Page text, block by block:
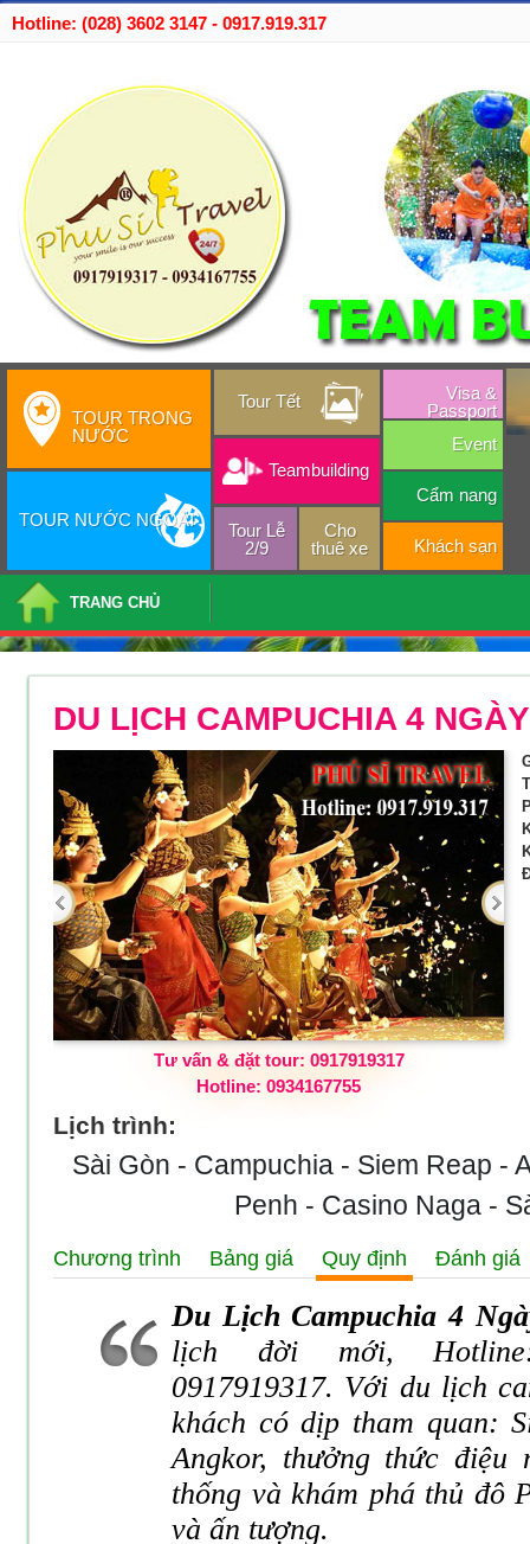
Hotline: (028) 3602 3147 - 0917.919.317
TOUR TRONG
NƯỚC
TOUR NƯỚC NGOÀI
Tour Tết
Teambuilding
Tour Lễ
2/9
Cho
thuê xe
Visa &
Passport
Event
Cẩm nang
Khách sạn
TRANG CHỦ
DU LỊCH CAMPUCHIA 4 NGÀY
Tư vấn & đặt tour: 0917919317
Hotline: 0934167755
Lịch trình:
Sài Gòn - Campuchia - Siem Reap -
Penh - Casino Naga -
Chương trình Bảng giá Quy định Đánh giá
Du Lịch Campuchia 4
lịch đời mới,
0917919317. Với du lịch
khách có dịp tham quan:
Angkor, thưởng thức điệu
thống và khám phá thủ đô
và ấn tượng.